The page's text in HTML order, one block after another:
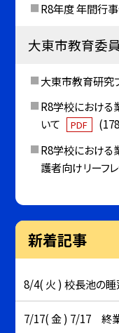
R8年度 年間行
大東市教育委
大東市教育研究
R8学校におけ
いて
PDF
R8学校における
護者向けリーフレ
新着記事
8/4( 火 ) 校長池の睡
7/17( 金 ) 7/17 終